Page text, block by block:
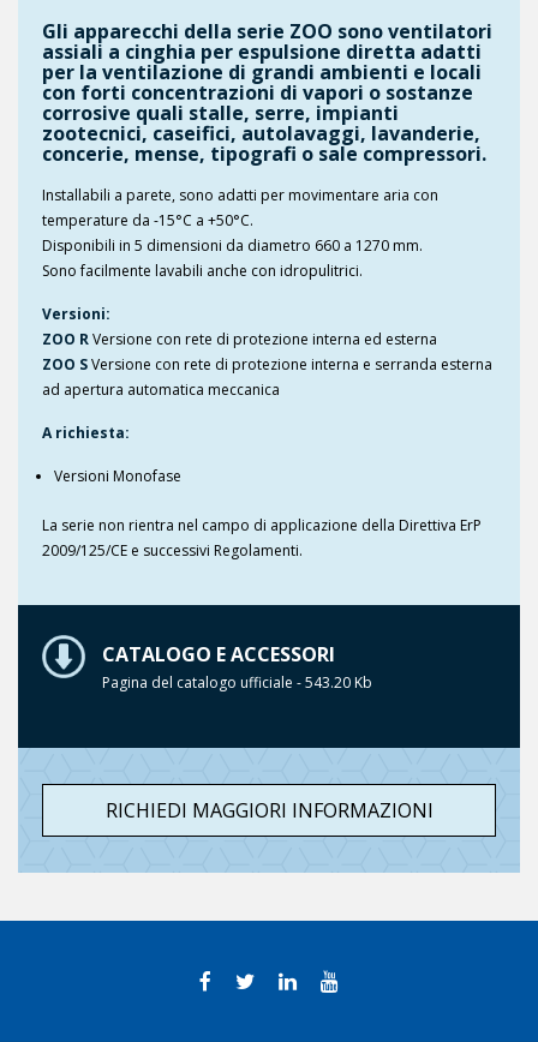
Gli apparecchi della serie ZOO sono ventilatori
assiali a cinghia per espulsione diretta adatti
per la ventilazione di grandi ambienti e locali
con forti concentrazioni di vapori o sostanze
corrosive quali stalle, serre, impianti
zootecnici, caseifici, autolavaggi, lavanderie,
concerie, mense, tipografi o sale compressori.
Installabili a parete, sono adatti per movimentare aria con
temperature da -15°C a +50°C.
Disponibili in 5 dimensioni da diametro 660 a 1270 mm.
Sono facilmente lavabili anche con idropulitrici.
Versioni:
ZOO RVersione con rete di protezione interna ed esterna
ZOO SVersione con rete di protezione interna e serranda esterna
ad apertura automatica meccanica
A richiesta:
Versioni Monofase
La serie non rientra nel campo di applicazione della Direttiva ErP
2009/125/CE e successivi Regolamenti.
CATALOGO E ACCESSORI
Pagina del catalogo ufficiale - 543.20 Kb
RICHIEDI MAGGIORI INFORMAZIONI